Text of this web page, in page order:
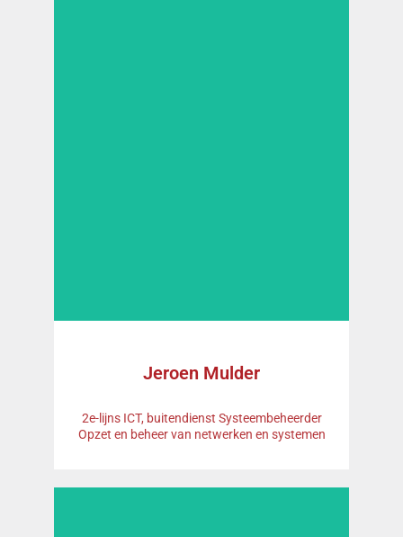
"Ten alle tijden gemotiveerd, om de klant te
wereld van IT."
Jeroen Mulder
2e-lijns ICT, buitendienst Systeembeheerder
Opzet en beheer van netwerken en systemen